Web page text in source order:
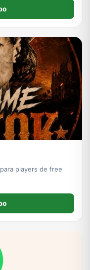
players de free